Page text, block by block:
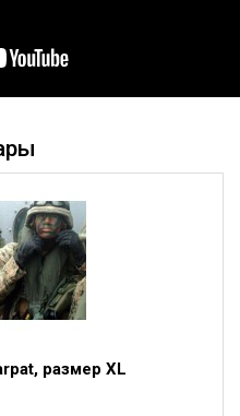
размер XL